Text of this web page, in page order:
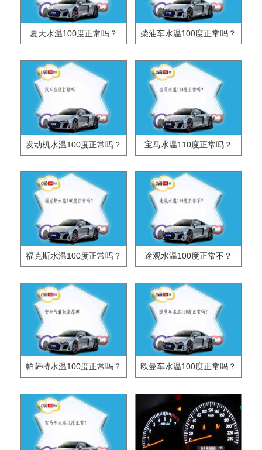
夏天水温100度正常吗？ 柴油车水温100度正常吗？
发动机水温100度正常吗？ 宝马水温110度正常吗？
福克斯水温100度正常吗？ 途观水温100度正常不？
帕萨特水温100度正常吗？ 欧曼车水温100度正常吗？